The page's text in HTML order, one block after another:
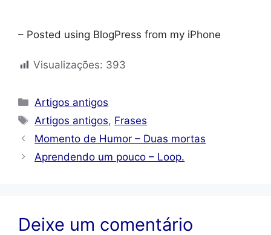
– Posted using BlogPress from my iPhone
Visualizações: 393
Categorias
Artigos antigos
Tags
Artigos antigos, Frases
Momento de Humor – Duas mortas
Aprendendo um pouco – Loop.
Deixe um comentário